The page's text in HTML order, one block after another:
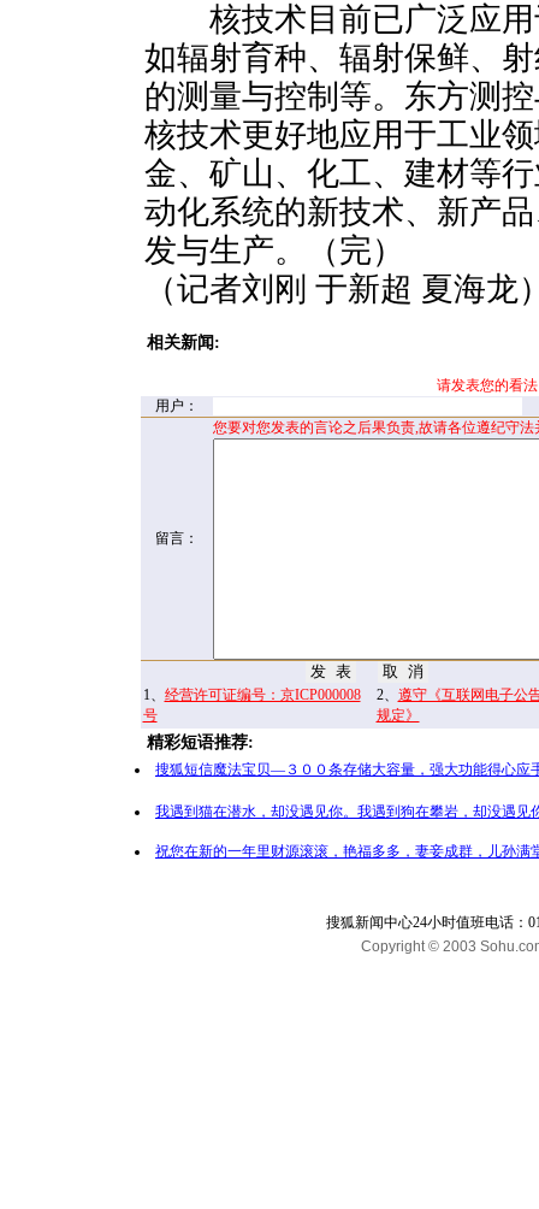
核技术目前已广泛应用
如辐射育种、辐射保鲜、
的测量与控制等。东方测
核技术更好地应用于工业
金、矿山、化工、建材等
动化系统的新技术、新产
发与生产。（完）
（记者刘刚 于新超 夏海龙
相关新闻:
请发表您的看
用户：
留言：
您要对您发表的言论之后果负责,故请各位遵纪守
1、 经营许可证编号：京ICP000008
号
2、 遵守《互联网电子公
规定》
精彩短语推荐:
搜狐短信魔法宝贝—３００条存储大容量，强大功能得心应
我遇到猫在潜水，却没遇见你。我遇到狗在攀岩，却没遇
祝您在新的一年里财源滚滚，艳福多多，妻妾成群，儿孙
搜狐新闻中心24小时值班电话：
Copyright © 2003